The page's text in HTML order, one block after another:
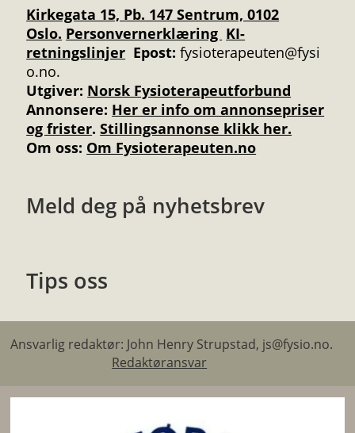
Kirkegata 15, Pb. 147 Sentrum, 0102
Oslo. Personvernerklæring KI-
retningslinjer Epost: fysioterapeuten@fysi
o.no.
Utgiver: Norsk Fysioterapeutforbund
Annonsere: Her er info om annonsepriser
og frister.Stillingsannonse klikk her.
Om oss: Om Fysioterapeuten.no
Meld deg på nyhetsbrev
Tips oss
Ansvarlig redaktør: John Henry Strupstad, js@fysio.no.
Redaktøransvar